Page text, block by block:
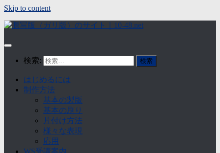
Skip to content
検索:
はじめるには
制作方法
基本の製版
基本の刷り
片付け方法
様々な表現
応用
WS受講案内